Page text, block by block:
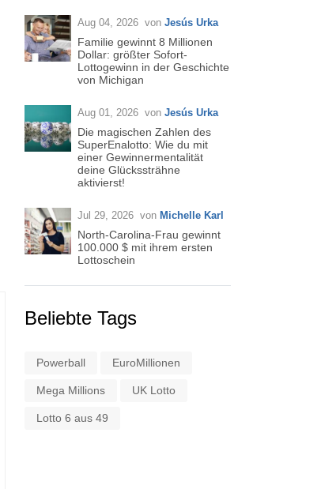
Aug 04, 2026 von Jesús Urka
Familie gewinnt 8 Millionen
Dollar: größter Sofort-
Lottogewinn in der Geschichte
von Michigan
Aug 01, 2026 von Jesús Urka
Die magischen Zahlen des
SuperEnalotto: Wie du mit
einer Gewinnermentalität
deine Glückssträhne
aktivierst!
Jul 29, 2026 von Michelle Karl
North-Carolina-Frau gewinnt
100.000 $ mit ihrem ersten
Lottoschein
Beliebte Tags
Powerball EuroMillionen
Mega Millions UK Lotto
Lotto 6 aus 49